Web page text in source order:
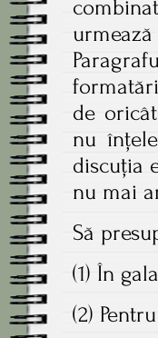
de
nu
discuția
nu mai
Să
(1) În
(2)